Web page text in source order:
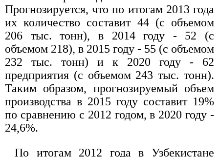
Прогнозируется, что по итогам 2013 года
их количество составит 44 (с объемом
206 тыс. тонн), в 2014 году - 52 (с
объемом 218), в 2015 году - 55 (с объемом
232 тыс. тонн) и к 2020 году - 62
предприятия (с объемом 243 тыс. тонн).
Таким образом, прогнозируемый объем
производства в 2015 году составит 19%
по сравнению с 2012 годом, в 2020 году -
24,6%.
По итогам 2012 года в Узбекистане